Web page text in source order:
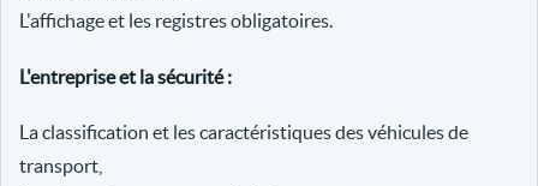
L'affichage et les registres obligatoires.
L'entreprise et la sécurité :
La classification et les caractéristiques des véhicules de
transport,